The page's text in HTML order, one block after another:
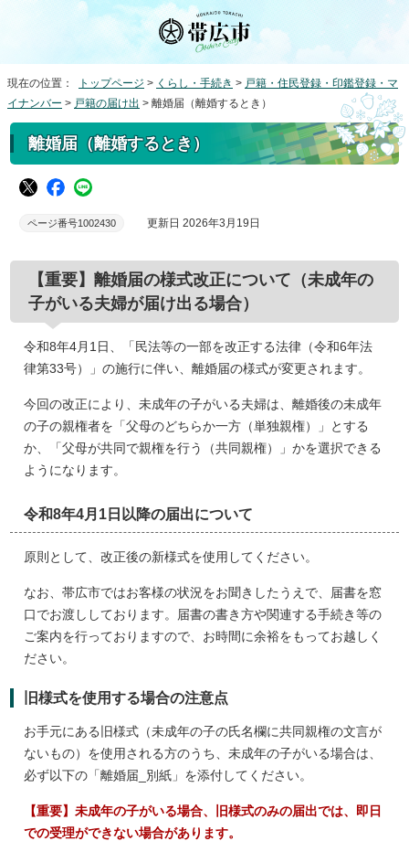
現在の位置： トップページ > くらし・手続き > 戸籍・住民登録・印鑑登録・マ
イナンバー > 戸籍の届け出 > 離婚届（離婚するとき）
離婚届（離婚するとき）
ページ番号1002430 更新日 2026年3月19日
【重要】離婚届の様式改正について（未成年の
子がいる夫婦が届け出る場合）
令和8年4月1日、「民法等の一部を改正する法律（令和6年法
律第33号）」の施行に伴い、離婚届の様式が変更されます。
今回の改正により、未成年の子がいる夫婦は、離婚後の未成年
の子の親権者を「父母のどちらか一方（単独親権）」とする
か、「父母が共同で親権を行う（共同親権）」かを選択できる
ようになります。
令和8年4月1日以降の届出について
原則として、改正後の新様式を使用してください。
なお、帯広市ではお客様の状況をお聞きしたうえで、届書を窓
口でお渡ししております。届書の書き方や関連する手続き等の
ご案内を行っておりますので、お時間に余裕をもってお越しく
ださい。
旧様式を使用する場合の注意点
お手元にある旧様式（未成年の子の氏名欄に共同親権の文言が
ないもの）を使用される方のうち、未成年の子がいる場合は、
必ず以下の「離婚届_別紙」を添付してください。
【重要】未成年の子がいる場合、旧様式のみの届出では、即日
での受理ができない場合があります。